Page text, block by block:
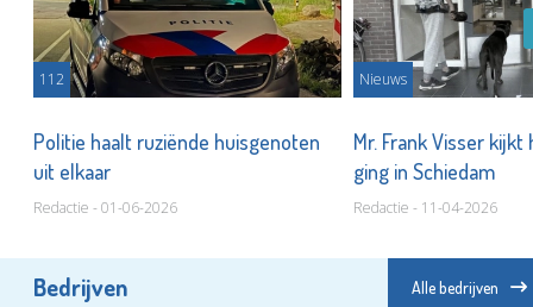
112
Politie haalt ruziënde huisgenoten
uit elkaar
Redactie - 01-06-2026
Nieuws
Mr. Frank Visser
ging in Schiedam
Redactie - 11-04-2026
Bedrijven Alle bedrijven